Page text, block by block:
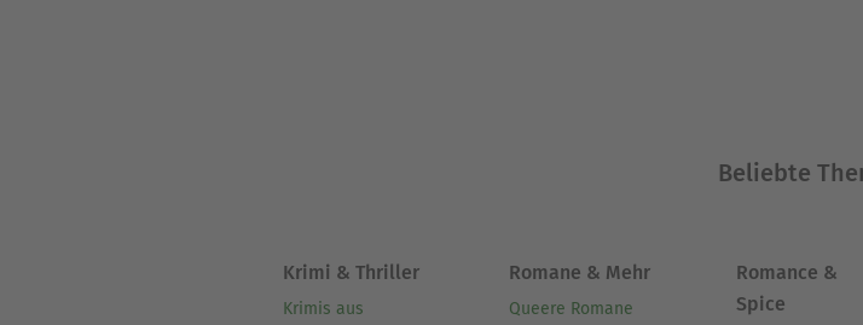
Beliebte
Krimi & Thriller
Krimis aus
Romane & Mehr
Queere Romane
Romance &
Spice